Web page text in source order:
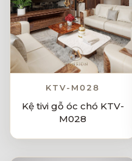
KTV-M028
Kệ tivi gỗ óc chó KTV-
M028